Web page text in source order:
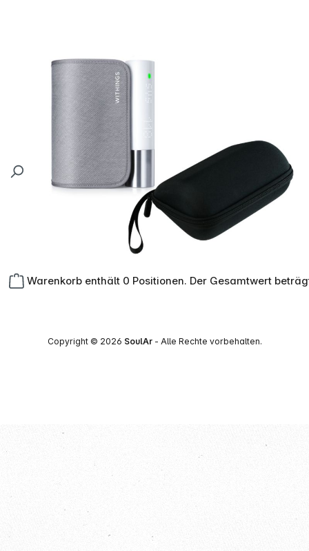
Warenkorb enthält 0 Positionen. Der Gesamtwert
Copyright © 2026 SoulAr- Alle Rechte vorbehalten.